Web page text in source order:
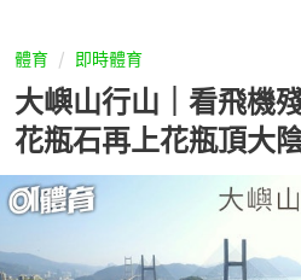
體育 即時體育
大嶼山行山｜看飛機
花瓶石再上花瓶頂大